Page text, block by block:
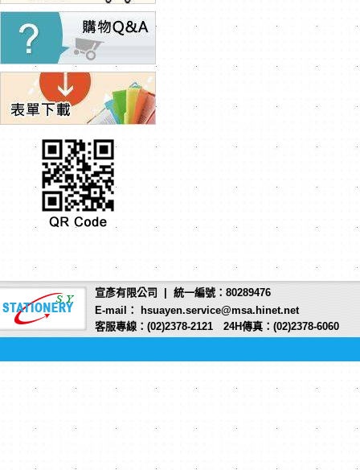
宣彥有限公司 | 統一編號：80289476
E-mail： hsuayen.service@msa.hinet.net
客服專線：(02)2378-2121 24H傳真：(02)2378-6060